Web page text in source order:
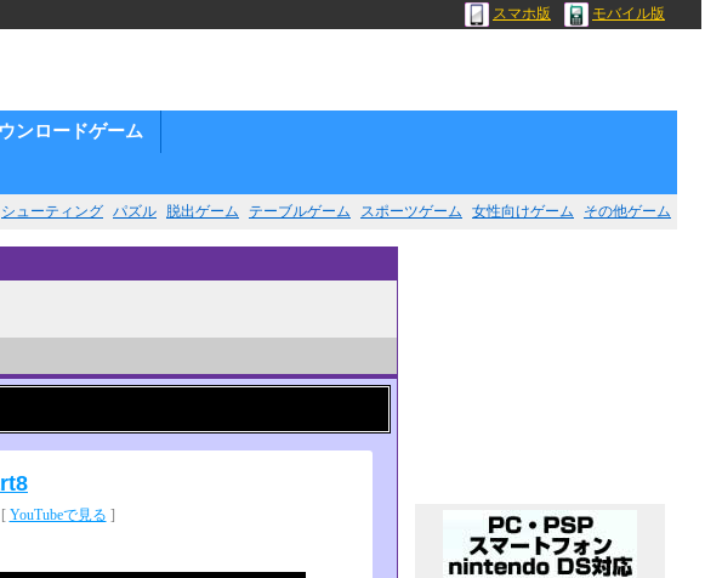
スマホ版 モバイル版
ンロードゲーム
シューティング パズル 脱出ゲーム テーブルゲーム スポーツゲーム 女性向けゲーム その他ゲーム
YouTubeで見る ]